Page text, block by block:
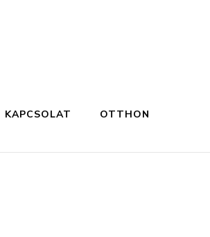
KAPCSOLAT OTTHON